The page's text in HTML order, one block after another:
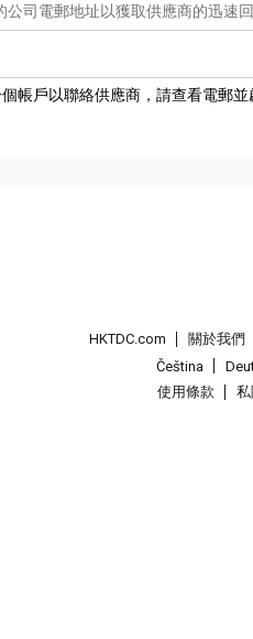
公司電郵地址以獲取供應商的迅速
帳戶以聯絡供應商，請查看電郵並
HKTDC.com 關於我們
Čeština
使用條款
私